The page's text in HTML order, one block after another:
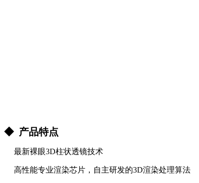
◆ 产品特点
最新裸眼3D柱状透镜技术
高性能专业渲染芯片，自主研发的3D渲染处理算法